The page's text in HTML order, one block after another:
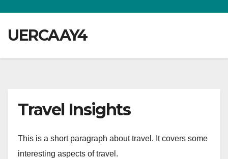
UERCAAY4
Travel Insights
This is a short paragraph about travel. It covers some
interesting aspects of travel.